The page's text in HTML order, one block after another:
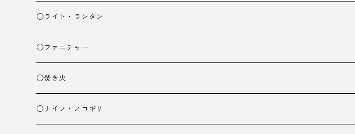
カトラリー
クッキング小物
タープ
ペグ・ハンマー・小物
○ライト・ランタン
ライト
ランタン
○ファニチャー
テーブル
チェア
○焚き火
焚き火台
○ナイフ・ノコギリ